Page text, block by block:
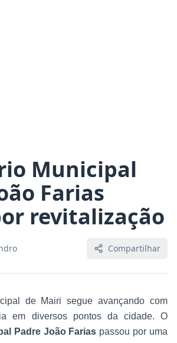
Municipal
Farias
revitalização
Compartilhar
de Mairi segue avançando com
em diversos pontos da cidade. O
Padre João Farias passou por uma